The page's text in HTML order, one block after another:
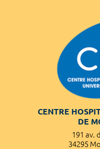
CENTRE
DE
191 av.
34295